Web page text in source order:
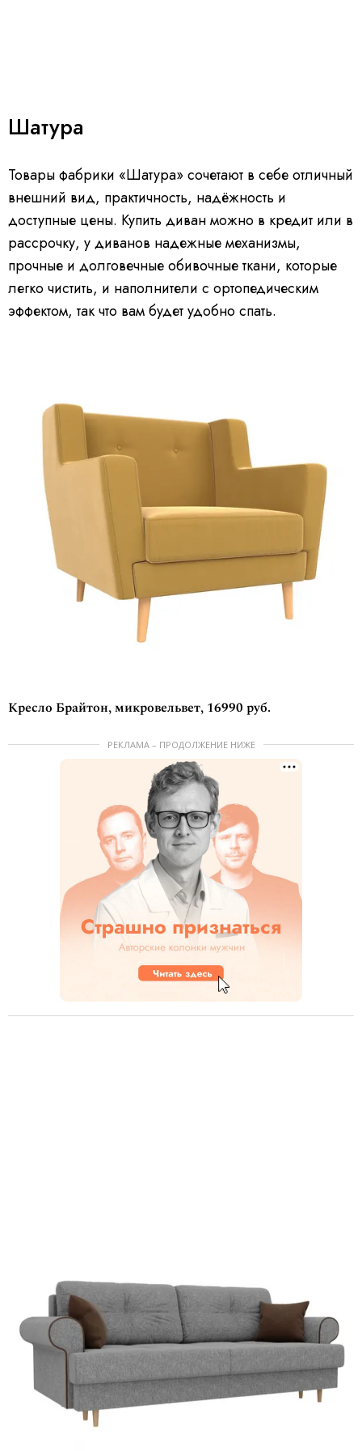
Шатура
Товары фабрики «Шатура» сочетают в себе отличный
внешний вид, практичность, надёжность и
доступные цены. Купить диван можно в кредит или в
рассрочку, у диванов надежные механизмы,
прочные и долговечные обивочные ткани, которые
легко чистить, и наполнители с ортопедическим
эффектом, так что вам будет удобно спать.
Кресло Брайтон, микровельвет, 16990 руб.
РЕКЛАМА – ПРОДОЛЖЕНИЕ НИЖЕ